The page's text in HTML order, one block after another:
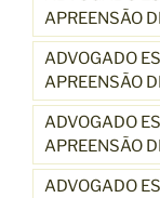
APREENSÃO
ADVOGADO
APREENSÃO
ADVOGADO
APREENSÃO
ADVOGADO